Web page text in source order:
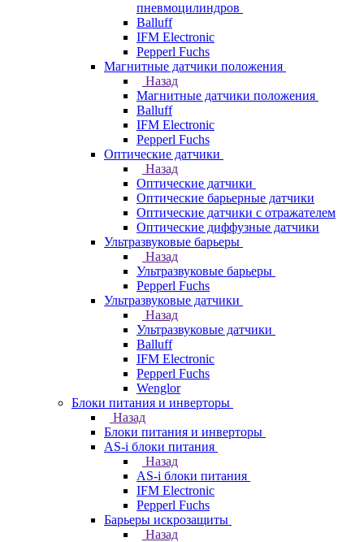
пневмоцилиндров
Balluff
IFM Electronic
Pepperl Fuchs
Магнитные датчики положения
Назад
Магнитные датчики положения
Balluff
IFM Electronic
Pepperl Fuchs
Оптические датчики
Назад
Оптические датчики
Оптические барьерные датчики
Оптические датчики с отражателем
Оптические диффузные датчики
Ультразвуковые барьеры
Назад
Ультразвуковые барьеры
Pepperl Fuchs
Ультразвуковые датчики
Назад
Ультразвуковые датчики
Balluff
IFM Electronic
Pepperl Fuchs
Wenglor
Блоки питания и инверторы
Назад
Блоки питания и инверторы
AS-i блоки питания
Назад
AS-i блоки питания
IFM Electronic
Pepperl Fuchs
Барьеры искрозащиты
Назад